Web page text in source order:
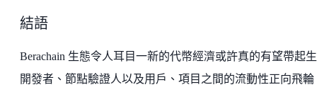
結語
Berachain 生態令人耳目一新的代幣經濟或許真的有望帶起
開發者、節點驗證人以及用戶、項目之間的流動性正向飛輪